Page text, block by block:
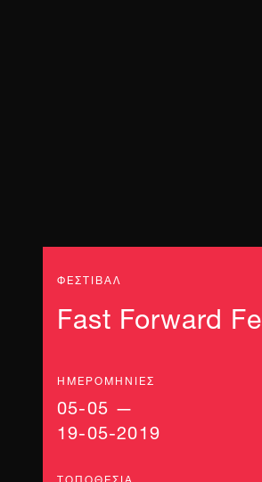
ΦΕΣΤΙΒΑΛ
Fast Forward
ΗΜΕΡΟΜΗΝΊΕΣ
05-05 —
19-05-2019